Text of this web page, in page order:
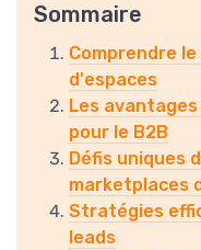
Sommaire
Comprendre
d'espaces
Les
pour le B2B
Défis uniques
marketplaces
Stratégies
leads